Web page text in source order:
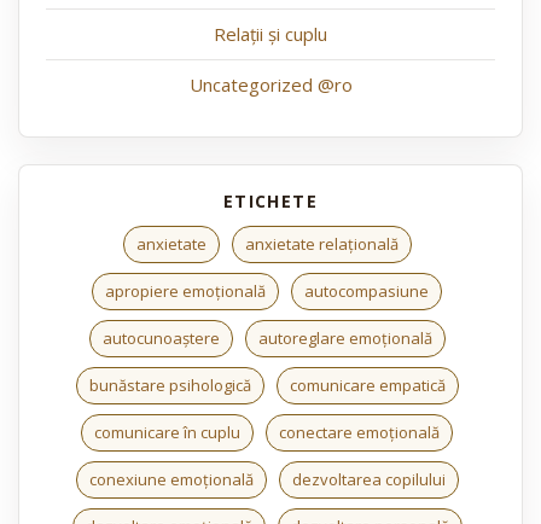
Relații și cuplu
Uncategorized @ro
anxietate anxietate relațională
apropiere emoțională autocompasiune
autocunoaștere autoreglare emoțională
bunăstare psihologică comunicare empatică
comunicare în cuplu conectare emoțională
conexiune emoțională dezvoltarea copilului